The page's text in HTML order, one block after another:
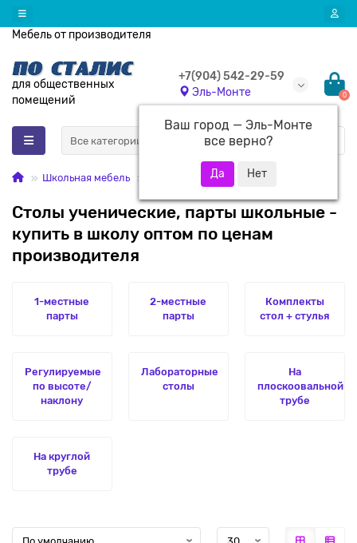
Мебель от производителя
для общественных
помещений
+7(904) 542-29-59
Эль-Монте
Ваш город — Эль-Монте
все верно?
0
Все категории
Школьная мебель Столы ученические (школьные парты)
Столы ученические, парты школьные -
купить в школу оптом по ценам
производителя
1-местные
парты
2-местные
парты
Комплекты
стол + стулья
Регулируемые
по высоте/
наклону
Лабораторные
столы
На
плоскоовальной
трубе
На круглой
трубе